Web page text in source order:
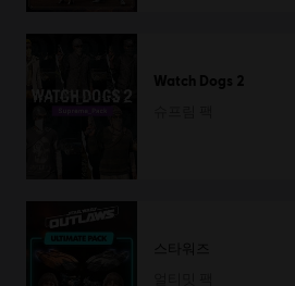
Watch Dogs 2
스타워즈